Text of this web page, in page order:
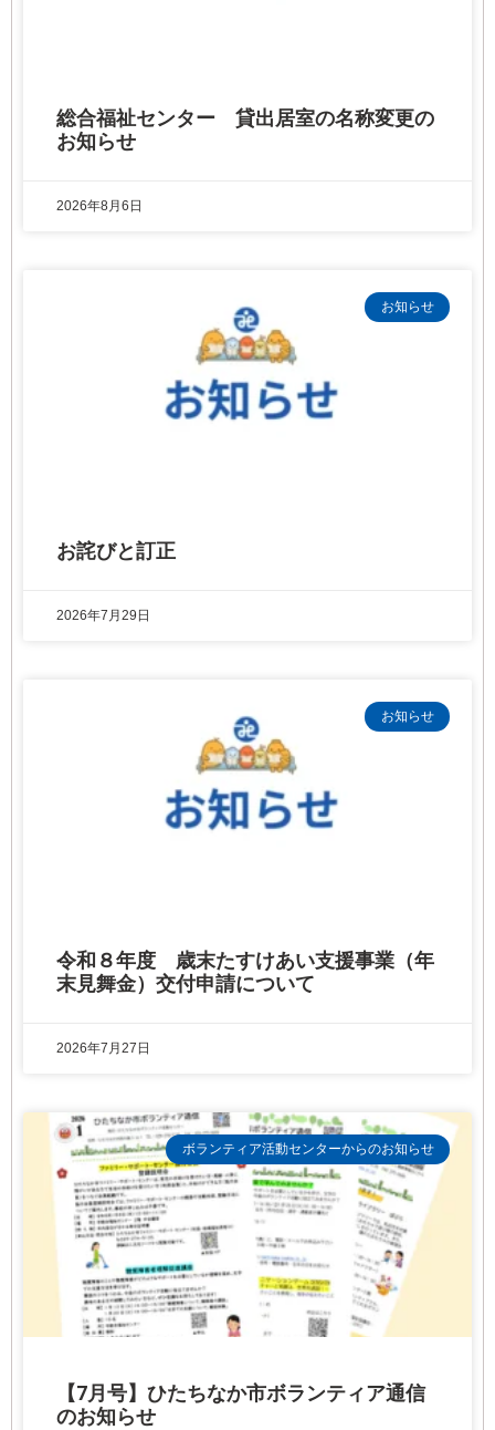
総合福祉センター 貸出居室の名称変更の
お知らせ
2026年8月6日
お知らせ
お詫びと訂正
2026年7月29日
お知らせ
令和８年度 歳末たすけあい支援事業（年
末見舞金）交付申請について
2026年7月27日
ボランティア活動センターからのお知らせ
【7月号】ひたちなか市ボランティア通信
のお知らせ